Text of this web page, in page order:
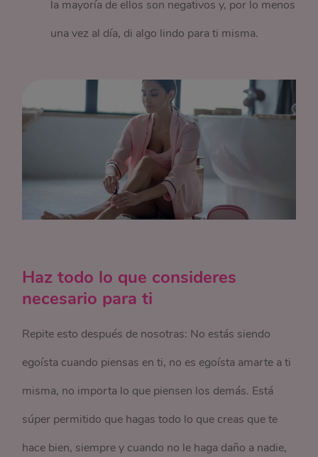
la mayoría de ellos son negativos y, por lo menos
una vez al día, di algo lindo para ti misma.
Haz todo lo que consideres
necesario para ti
Repite esto después de nosotras: No estás siendo
egoísta cuando piensas en ti, no es egoísta amarte a ti
misma, no importa lo que piensen los demás. Está
súper permitido que hagas todo lo que creas que te
hace bien, siempre y cuando no le haga daño a nadie,